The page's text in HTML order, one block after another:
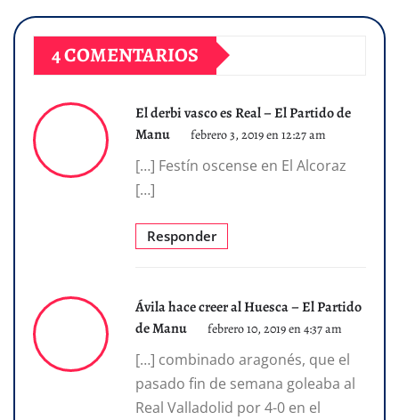
4 COMENTARIOS
El derbi vasco es Real – El Partido de
Manu
febrero 3, 2019 en 12:27 am
[…] Festín oscense en El Alcoraz
[…]
Responder
Ávila hace creer al Huesca – El Partido
de Manu
febrero 10, 2019 en 4:37 am
[…] combinado aragonés, que el
pasado fin de semana goleaba al
Real Valladolid por 4-0 en el